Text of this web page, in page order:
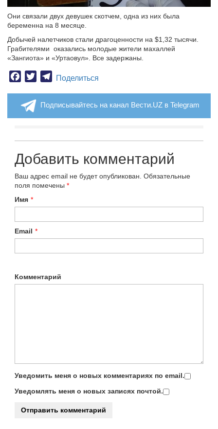
Они связали двух девушек скотчем, одна из них была
беременна на 8 месяце.
Добычей налетчиков стали драгоценности на $1,32 тысячи.
Грабителями оказались молодые жители махаллей
«Зангиота» и «Уртаовул». Все задержаны.
Facebook
TwitterTelegram
Поделиться
Подписывайтесь на канал Вести.UZ в Telegram
Добавить комментарий
Ваш адрес email не будет опубликован. Обязательные
поля помечены *
Имя *
Email *
Комментарий
Уведомить меня о новых комментариях по email.
Уведомлять меня о новых записях почтой.